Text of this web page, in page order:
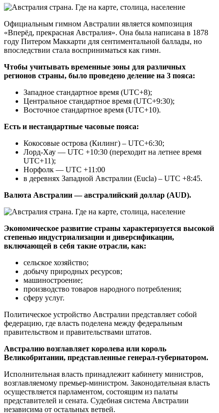
Официальным гимном Австралии является композиция
«Вперёд, прекрасная Австралия». Она была написана в 1878
году Питером Маккарти для сентиментальной баллады, но
впоследствии стала восприниматься как гимн.
Чтобы учитывать временные зоны для различных
регионов страны, было проведено деление на 3 пояса:
Западное стандартное время (UTC+8);
Центральное стандартное время (UTC+9:30);
Восточное стандартное время (UTC+10).
Есть и нестандартные часовые пояса:
Кокосовые острова (Килинг) – UTC+6:30;
Лорд-Хау — UTC +10:30 (переходит на летнее время
UTC+11);
Норфолк — UTC +11:00
в деревнях Западной Австралии (Eucla) – UTC +8:45.
Валюта Австралии — австралийский доллар (AUD).
Экономическое развитие страны характеризуется высокой
степенью индустриализации и диверсификации,
включающей в себя такие отрасли, как:
сельское хозяйство;
добычу природных ресурсов;
машиностроение;
производство товаров народного потребления;
сферу услуг.
Политическое устройство Австралии представляет собой
федерацию, где власть поделена между федеральным
правительством и правительствами штатов.
Австралию возглавляет королева или король
Великобритании, представленные генерал-губернатором.
Исполнительная власть принадлежит кабинету министров,
возглавляемому премьер-министром. Законодательная власть
осуществляется парламентом, состоящим из палаты
представителей и сената. Судебная система Австралии
независима от остальных ветвей.